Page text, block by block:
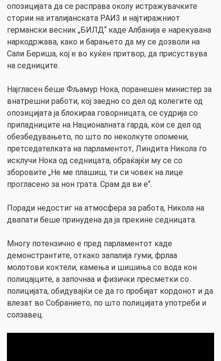
опозицијата да се расправа околу истражувачките
стории на италијанската РАИ3 и најтиражниот
германски весник „БИЛД“ каде Албанија е нарекувана
наркодржава, како и барањето да му се дозволи на
Сали Бериша, кој е во куќен притвор, да присуствува
на седниците.
Најгласен беше Фљамур Нока, поранешен министер за
внатрешни работи, кој заедно со дел од колегите од
опозицијата ја блокираа говорницата, се судрија со
припадниците на Националната гарда, кои се дел од
обезбедувањето, по што по неколкуте опомени,
претседателката на парламентот, Линдита Никола го
исклучи Нока од седницата, обраќајќи му се со
зборовите „Не ме плашиш, ти си човек на лице
прогласено за нон грата. Срам да ви е“.
Поради недостиг на атмосфера за работа, Никола на
двапати беше принудена да ја прекине седницата.
Многу потензично е пред парламентот каде
демонстрантите, откако запалија гуми, фрлаа
молотови коктели, камења и шишиња со вода кон
полицајците, а започнаа и физички пресметки со
полицијата, обидувајќи се да го пробијат кордонот и да
влезат во Собранието, по што полицијата употреби и
солзавец.